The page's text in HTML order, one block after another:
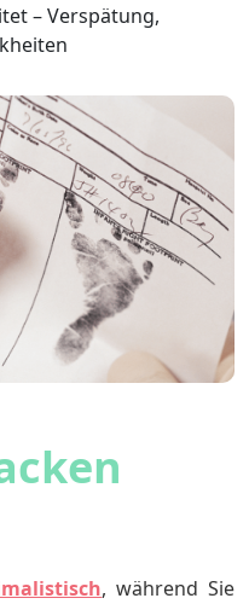
– Verspätung,
, während Sie